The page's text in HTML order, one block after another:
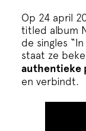
Op 24 april
titled album
de singles
staat ze
authentieke
en verbindt.